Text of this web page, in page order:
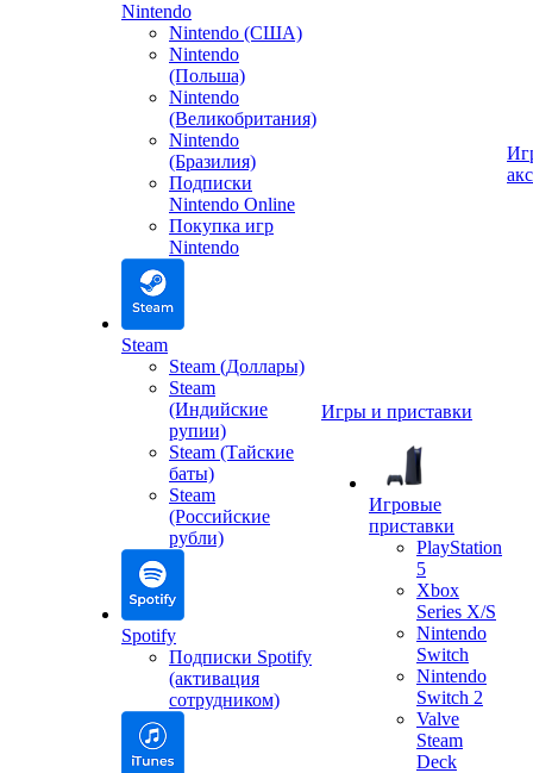
Nintendo
Nintendo (США)
Nintendo
(Польша)
Nintendo
(Великобритания)
Nintendo
(Бразилия)
Подписки
Nintendo Online
Покупка игр
Nintendo
Steam
Steam (Доллары)
Steam
(Индийские
рупии)
Steam (Тайские
баты)
Steam
(Российские
рубли)
Spotify
Подписки Spotify
(активация
сотрудником)
Игры и приставки
Игровые
приставки
PlayStation
5
Xbox
Series X/S
Nintendo
Switch
Nintendo
Switch 2
Valve
Steam
Deck